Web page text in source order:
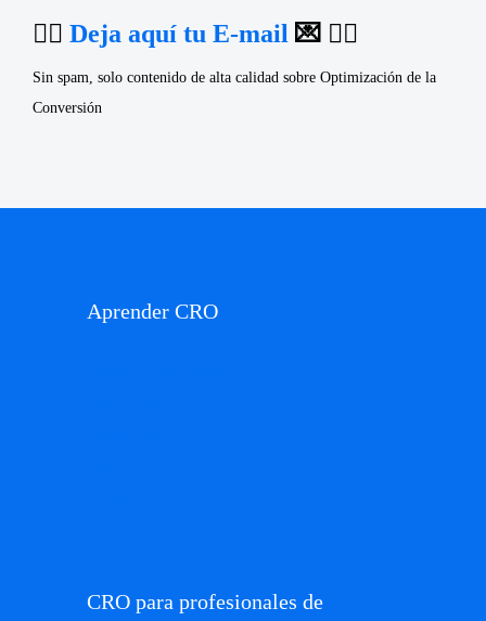
👉🏼 Deja aquí tu E-mail 💌 👈🏼
Sin spam, solo contenido de alta calidad sobre Optimización de la
Conversión
Aprender CRO
CRO para profesionales de